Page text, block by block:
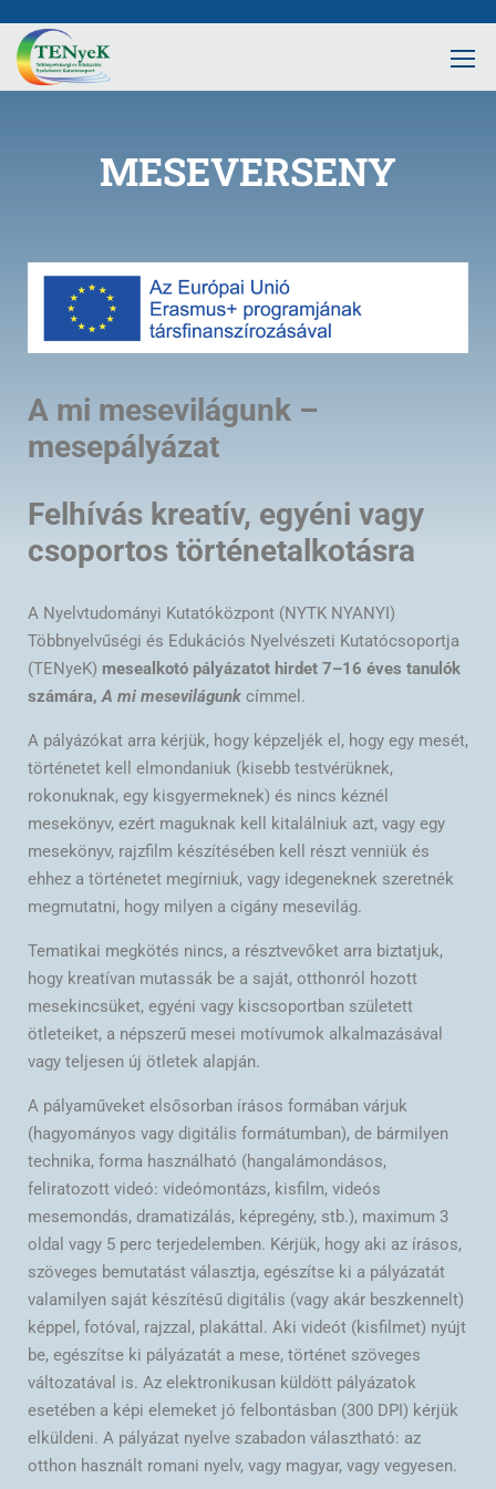
MESEVERSENY
A mi mesevilágunk –
mesepályázat
Felhívás kreatív, egyéni vagy
csoportos történetalkotásra
A Nyelvtudományi Kutatóközpont (NYTK NYANYI)
Többnyelvűségi és Edukációs Nyelvészeti Kutatócsoportja
(TENyeK) mesealkotó pályázatot hirdet 7–16 éves tanulók
számára,A mi mesevilágunk címmel.
A pályázókat arra kérjük, hogy képzeljék el, hogy egy mesét,
történetet kell elmondaniuk (kisebb testvérüknek,
rokonuknak, egy kisgyermeknek) és nincs kéznél
mesekönyv, ezért maguknak kell kitalálniuk azt, vagy egy
mesekönyv, rajzfilm készítésében kell részt venniük és
ehhez a történetet megírniuk, vagy idegeneknek szeretnék
megmutatni, hogy milyen a cigány mesevilág.
Tematikai megkötés nincs, a résztvevőket arra biztatjuk,
hogy kreatívan mutassák be a saját, otthonról hozott
mesekincsüket, egyéni vagy kiscsoportban született
ötleteiket, a népszerű mesei motívumok alkalmazásával
vagy teljesen új ötletek alapján.
A pályaműveket elsősorban írásos formában várjuk
(hagyományos vagy digitális formátumban), de bármilyen
technika, forma használható (hangalámondásos,
feliratozott videó: videómontázs, kisfilm, videós
mesemondás, dramatizálás, képregény, stb.), maximum 3
oldal vagy 5 perc terjedelemben. Kérjük, hogy aki az írásos,
szöveges bemutatást választja, egészítse ki a pályázatát
valamilyen saját készítésű digitális (vagy akár beszkennelt)
képpel, fotóval, rajzzal, plakáttal. Aki videót (kisfilmet) nyújt
be, egészítse ki pályázatát a mese, történet szöveges
változatával is. Az elektronikusan küldött pályázatok
esetében a képi elemeket jó felbontásban (300 DPI) kérjük
elküldeni. A pályázat nyelve szabadon választható: az
otthon használt romani nyelv, vagy magyar, vagy vegyesen.